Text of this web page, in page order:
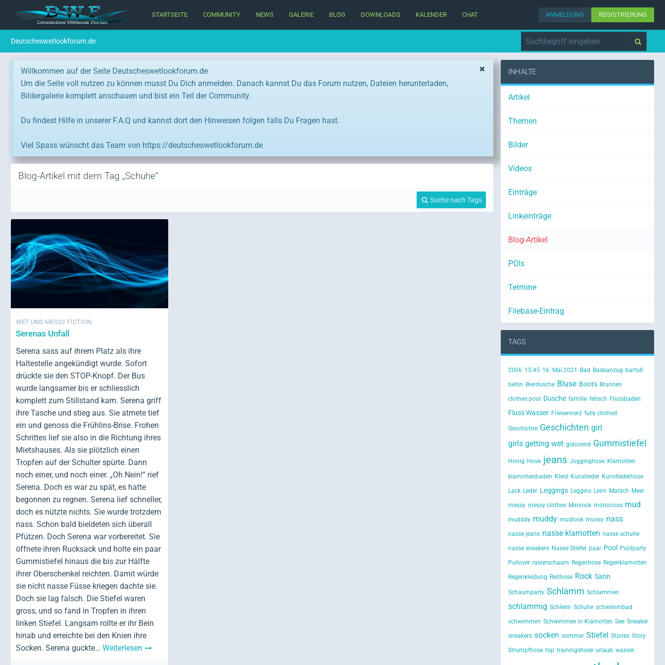
STARTSEITE COMMUNITY NEWS GALERIE BLOG DOWNLOADS KALENDER CHAT ANMELDUNG REGISTRIERUNG
Deutscheswetlookforum.de
Willkommen auf der Seite Deutscheswetlookforum.de
Um die Seite voll nutzen zu können musst Du Dich anmelden. Danach kannst Du das Forum nutzen, Dateien herunterladen,
Bildergalerie komplett anschauen und bist ein Teil der Community.
Du findest Hilfe in unserer F.A.Q und kannst dort den Hinweisen folgen falls Du Fragen hast.
Viel Spass wünscht das Team von https://deutscheswetlookforum.de
Blog-Artikel mit dem Tag „Schuhe“
Suche nach Tags
WET UND MESSY FICTION
Serenas Unfall
Serena sass auf ihrem Platz als ihre
Haltestelle angekündigt wurde. Sofort
drückte sie den STOP-Knopf. Der Bus
wurde langsamer bis er schliesslich
komplett zum Stillstand kam. Serena griff
ihre Tasche und stieg aus. Sie atmete tief
ein und genoss die Frühlins-Brise. Frohen
Schrittes lief sie also in die Richtung ihres
Mietshauses. Als sie plötzlich einen
Tropfen auf der Schulter spürte. Dann
noch einer, und noch einer. „Oh Nein!“ rief
Serena. Doch es war zu spät, es hatte
begonnen zu regnen. Serena lief schneller,
doch es nützte nichts. Sie wurde trotzdem
nass. Schon bald bieldeten sich überall
Pfützen. Doch Serena war vorbereitet. Sie
öffnete ihren Rucksack und holte ein paar
Gummistiefel hinaus die bis zur Hälfte
ihrer Oberschenkel reichten. Damit würde
sie nicht nasse Füsse kriegen dachte sie.
Doch sie lag falsch. Die Stiefel waren
gross, und so fand in Tropfen in ihren
linken Stiefel. Langsam rollte er ihr Bein
hinab und erreichte bei den Knien ihre
Socken. Serena guckte… Weiterlesen
INHALTE
Artikel
Themen
Bilder
Videos
Einträge
Linkeinträge
Blog-Artikel
POIs
Termine
Filebase-Eintrag
TAGS
2006 15:45 16. Mai 2021 Bad Badeanzug barfuß
berlin Bierdusche Bluse Boots Brunnen
clothes pool Dusche familie fetisch Flussbaden
Fluss Wasser Friesennerz fully clothed
Geschichte Geschichten girl
girls getting wet glänzend Gummistiefel
Honig Hose jeans Jogginghose Klamotten
klamottenbaden Kleid Kunstleder Kunstlederhose
Lack Leder Leggings Leggins Leim Matsch Meer
messy messy clothes Minirock motocross mud
mudddy muddy mudlook mussy nass
nasse jeans nasse klamotten nasse schuhe
nasse sneakers Nasse Stiefel paar Pool Poolparty
Pullover rasierschaum Regenhose Regenklamotten
Regenkleidung Reithose Rock Satin
Schaumparty Schlamm Schlammen
schlammig Schleim Schuhe schwimmbad
schwimmen Schwimmen in Klamotten See Sneaker
sneakers socken sommer Stiefel Stories Story
Strumpfhose top trainingshose urlaub wasser